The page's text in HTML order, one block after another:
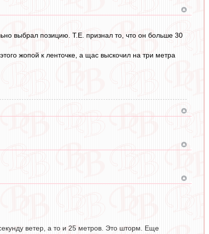
выбрал позицию. Т.Е. признал то, что он больше 30
жопой к ленточке, а щас выскочил на три метра
ветер, а то и 25 метров. Это шторм. Еще